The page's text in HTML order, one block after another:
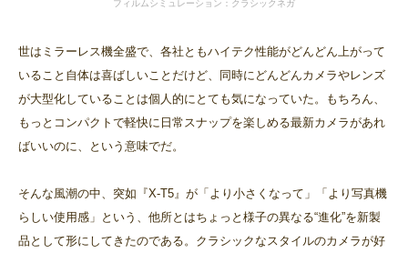
フィルムシミュレーション：クラシックネガ
世はミラーレス機全盛で、各社ともハイテク性能がどんどん上がって
いること自体は喜ばしいことだけど、同時にどんどんカメラやレンズ
が大型化していることは個人的にとても気になっていた。もちろん、
もっとコンパクトで軽快に日常スナップを楽しめる最新カメラがあれ
ばいいのに、という意味でだ。
そんな風潮の中、突如『X-T5』が「より小さくなって」「より写真機
らしい使用感」という、他所とはちょっと様子の異なる“進化”を新製
品として形にしてきたのである。クラシックなスタイルのカメラが好